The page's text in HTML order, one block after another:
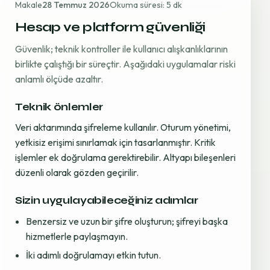
Makale28 Temmuz 2026Okuma süresi: 5 dk
Hesap ve platform güvenliği
Güvenlik; teknik kontroller ile kullanıcı alışkanlıklarının
birlikte çalıştığı bir süreçtir. Aşağıdaki uygulamalar riski
anlamlı ölçüde azaltır.
Teknik önlemler
Veri aktarımında şifreleme kullanılır. Oturum yönetimi,
yetkisiz erişimi sınırlamak için tasarlanmıştır. Kritik
işlemler ek doğrulama gerektirebilir. Altyapı bileşenleri
düzenli olarak gözden geçirilir.
Sizin uygulayabileceğiniz adımlar
Benzersiz ve uzun bir şifre oluşturun; şifreyi başka
hizmetlerle paylaşmayın.
İki adımlı doğrulamayı etkin tutun.